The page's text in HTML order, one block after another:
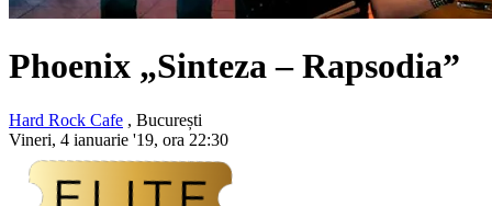
Phoenix „Sinteza – Rapsodia”
Hard Rock Cafe , București
Vineri, 4 ianuarie '19, ora 22:30